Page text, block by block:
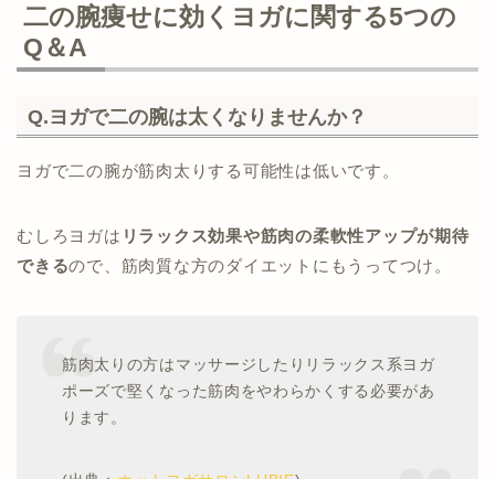
二の腕痩せに効くヨガに関する5つの
Q＆A
Q.ヨガで二の腕は太くなりませんか？
ヨガで二の腕が筋肉太りする可能性は低いです。
むしろヨガは リラックス効果や筋肉の柔軟性アップが期待
できるので、筋肉質な方のダイエットにもうってつけ。
筋肉太りの方はマッサージしたりリラックス系ヨガ
ポーズで堅くなった筋肉をやわらかくする必要があ
ります。